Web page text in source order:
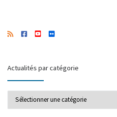
Actualités par catégorie